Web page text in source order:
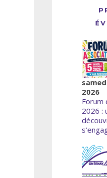
2026
Forum
2026 :